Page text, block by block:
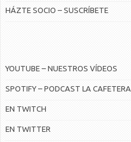
HÁZTE SOCIO – SUSCRÍBETE
YOUTUBE – NUESTROS VÍDEOS
SPOTIFY – PODCAST LA CAFETERA
EN TWITCH
EN TWITTER